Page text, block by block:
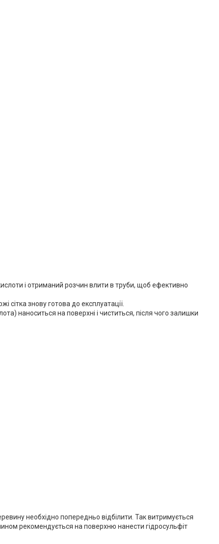
і отриманий розчин влити в труби, щоб ефективно
сітка знову готова до експлуатації.
наноситься на поверхні і чиститься, після чого залишки
необхідно попередньо відбілити. Так витримується
рекомендується на поверхню нанести гідросульфіт